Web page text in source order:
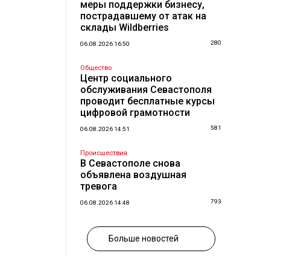
меры поддержки бизнесу,
пострадавшему от атак на
склады Wildberries
06.08.2026 16:50 280
Общество
Центр социального
обслуживания Севастополя
проводит бесплатные курсы
цифровой грамотности
06.08.2026 14:51 581
Происшествия
В Севастополе снова
объявлена воздушная
тревога
06.08.2026 14:48 793
Больше новостей